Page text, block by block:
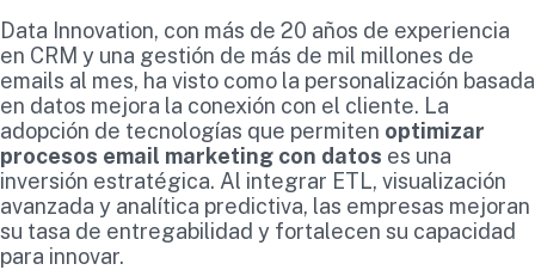
Data Innovation, con más de 20 años de experiencia
en CRM y una gestión de más de mil millones de
emails al mes, ha visto como la personalización basada
en datos mejora la conexión con el cliente. La
adopción de tecnologías que permiten optimizar
procesos email marketing con datos es una
inversión estratégica. Al integrar ETL, visualización
avanzada y analítica predictiva, las empresas mejoran
su tasa de entregabilidad y fortalecen su capacidad
para innovar.